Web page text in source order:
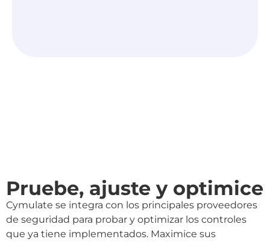
Pruebe, ajuste y optimice
Cymulate se integra con los principales proveedores
de seguridad para probar y optimizar los controles
que ya tiene implementados. Maximice sus